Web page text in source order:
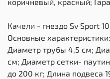
Качели - гнездо Sv Sport
Основные
Диаметр трубы 4,5 см;
см; Диаметр сетки-
до 200 кг; Длина подвеса